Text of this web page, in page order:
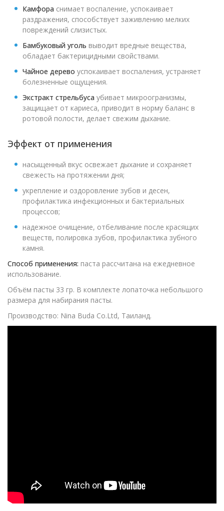
Камфора снимает воспаление, успокаивает
раздражения, способствует заживлению мелких
повреждений слизистых.
Бамбуковый уголь выводит вредные вещества,
обладает бактерицидными свойствами.
Чайное дерево успокаивает воспаления, устраняет
болезненные ощущения.
Экстракт стрельбуса убивает микроогранизмы,
защищает от кариеса, приводит в норму баланс в
ротовой полости, делает свежим дыхание.
Эффект от применения
насыщенный вкус освежает дыхание и сохраняет
свежесть на протяжении дня;
укрепление и оздоровление зубов и десен,
профилактика инфекционных и бактериальных
процессов;
надежное очищение, отбеливание после красящих
веществ, полировка зубов, профилактика зубного
камня.
Способ применения: паста рассчитана на ежедневное
использование.
Объём пасты 33 гр. В комплекте лопаточка небольшого
размера для набирания пасты.
Производство: Nina Buda Co.Ltd, Таиланд.